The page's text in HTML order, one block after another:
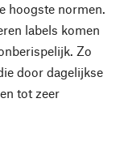
hoogste normen.
labels komen
Zo
door dagelijkse
tot zeer